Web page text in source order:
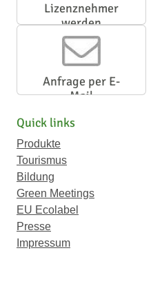
Lizenznehmer
werden
Anfrage per E-
Mail
Quick links
Produkte
Tourismus
Bildung
Green Meetings
EU Ecolabel
Presse
Impressum